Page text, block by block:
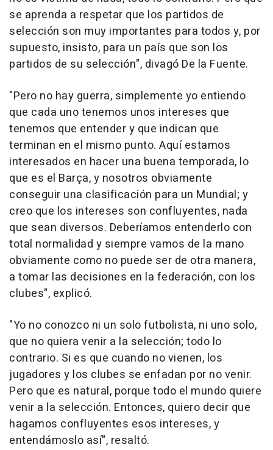
se aprenda a respetar que los partidos de
selección son muy importantes para todos y, por
supuesto, insisto, para un país que son los
partidos de su selección", divagó De la Fuente.
"Pero no hay guerra, simplemente yo entiendo
que cada uno tenemos unos intereses que
tenemos que entender y que indican que
terminan en el mismo punto. Aquí estamos
interesados en hacer una buena temporada, lo
que es el Barça, y nosotros obviamente
conseguir una clasificación para un Mundial; y
creo que los intereses son confluyentes, nada
que sean diversos. Deberíamos entenderlo con
total normalidad y siempre vamos de la mano
obviamente como no puede ser de otra manera,
a tomar las decisiones en la federación, con los
clubes", explicó.
"Yo no conozco ni un solo futbolista, ni uno solo,
que no quiera venir a la selección; todo lo
contrario. Si es que cuando no vienen, los
jugadores y los clubes se enfadan por no venir.
Pero que es natural, porque todo el mundo quiere
venir a la selección. Entonces, quiero decir que
hagamos confluyentes esos intereses, y
entendámoslo así", resaltó.